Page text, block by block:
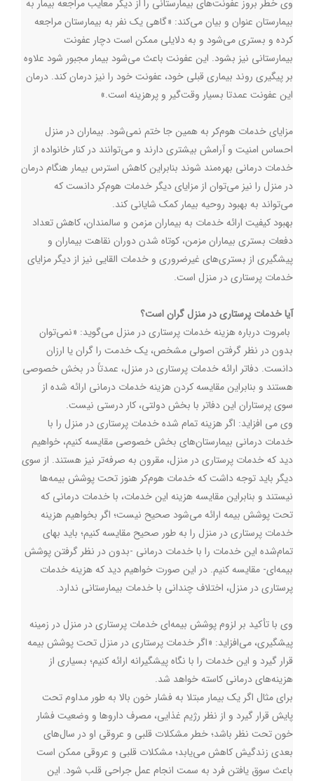
وی خطر بروز عفونت‌های بیمارستانی را از دیگر معایب مراجعه بیمار به
بیمارستان عنوان و بیان می‌کند: «گاهی یک نفر به بیمارستان مراجعه
کرده و بستری می‌شود و به دلایلی ممکن است دچار عفونت
بیمارستانی نیز بشود. این عفونت باعث می‌شود بیمار مجبور شود علاوه
بر پیگیری روند بیماری قبلی خود، عفونت خود را نیز درمان کند. درمان
این عفونت عمدتا بسیار وقت‌گیر و پرهزینه است.»
مزایای خدمات هوم‌کر به همین جا ختم نمی‌شود. بیماران در منزل
احساس امنیت و آرامش بیشتری دارند و می‌توانند در کنار خانواده از
خدمات درمانی بهره‌مند شوند بنابراین کاهش استرس بیمار هنگام درمان
در منزل را نیز می‌توان از مزایای دیگر خدمات هوم‌کر دانست که
می‌تواند به بهبود روحیه بیمار کمک شایانی کند.
بهبود کیفیت ارائه خدمات به بیماران مزمن و سالمندان، کاهش تعداد
دفعات بستری بیماران مزمن، کوتاه شدن دوران نقاهت بیماران و
پیشگیری از بستری‌های غیرضروری و خدمات القایی نیز از دیگر مزایای
خدمات پرستاری در منزل است.
آیا خدمات پرستاری در منزل گران است؟
بامروت درباره هزینه خدمات پرستاری در منزل می‌گوید: «نمی‌توان
بدون در نظر گرفتن اصولی مشخص، یک خدمت را گران یا ارزان
دانست. دفاتر ارائه خدمات پرستاری در منزل، عمدتاً در بخش خصوصی
هستند و بنابراین مقایسه کردن هزینه خدمات درمانی ارائه شده از
سوی پرستاران این دفاتر با بخش دولتی، کار درستی نیست.
وی می افزاید: اگر هزینه تمام شده خدمات پرستاری در منزل را با
خدمات درمانی بیمارستان‌های بخش خصوصی مقایسه کنیم، خواهیم
دید که خدمات پرستاری در منزل، مقرون ‌به‌ صرفه‌تر نیز هستند. از سوی
دیگر باید توجه داشت که خدمات هوم‌کر هنوز تحت پوشش بیمه‌ها
نیستند و بنابراین مقایسه هزینه‌ این خدمات، با خدمات درمانی که
تحت پوشش بیمه ارائه می‌شود صحیح نیست؛ اگر بخواهیم هزینه
خدمات پرستاری در منزل را به طور صحیح مقایسه کنیم؛ باید بهای
تمام‌شده این خدمات را با خدمات درمانی -بدون در نظر گرفتن پوشش
بیمه‌ای- مقایسه کنیم. در این صورت خواهیم دید که هزینه خدمات
پرستاری در منزل، اختلاف چندانی با خدمات بیمارستانی ندارد.
وی با تأکید بر لزوم پوشش بیمه‌ای خدمات پرستاری در منزل در زمینه
پیشگیری، می‌افزاید: «اگر خدمات پرستاری در منزل تحت پوشش بیمه
قرار گیرد و این خدمات را با نگاه پیشگیرانه ارائه کنیم؛ بسیاری از
هزینه‌های درمانی کاسته خواهد شد.
برای مثال اگر یک بیمار مبتلا به فشار خون بالا به طور مداوم تحت
پایش قرار گیرد و از نظر رژیم غذایی، مصرف داروها و وضعیت فشار
خون تحت نظر باشد؛ خطر مشکلات قلبی و عروقی او در سال‌های
بعدی زندگیش کاهش می‌یابد؛ مشکلات قلبی و عروقی ممکن است
باعث سوق یافتن فرد به سمت انجام عمل جراحی قلب ‌شود. این